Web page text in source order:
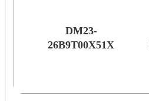
DM23-
26B9T00X51X